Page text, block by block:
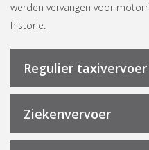
werden vervangen voor
historie.
Regulier taxivervoer
Ziekenvervoer